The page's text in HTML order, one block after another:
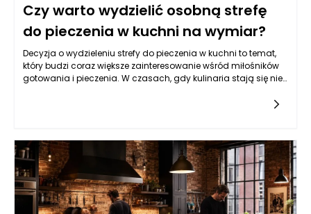
Czy warto wydzielić osobną strefę
do pieczenia w kuchni na wymiar?
Decyzja o wydzieleniu strefy do pieczenia w kuchni to temat,
który budzi coraz większe zainteresowanie wśród miłośników
gotowania i pieczenia. W czasach, gdy kulinaria stają się nie
zauważyć znaczenia, jakie ma odpowiednie zorganizowanie
jakość naszych wypieków. Meble na wymiar, dopasowane do
indywidualnych potrzeb oraz gustów, mogą pomóc w
stworzeniu optymalnej przestrzeni do kreowania kulinarnych
dzieł sztuki, a rozwiązania oferowane przez firmę VIGO
sprawiają, że realizacja tych wizji staje się prostsza.